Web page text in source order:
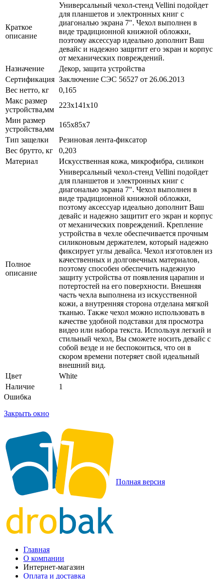
Краткое
описание
Универсальный чехол-стенд Vellini подойдет
для планшетов и электронных книг с
диагональю экрана 7". Чехол выполнен в
виде традиционной книжной обложки,
поэтому аксессуар идеально дополнит Ваш
девайс и надежно защитит его экран и корпус
от механических повреждений.
Назначение
Декор, защита устройства
Сертификация Заключение СЭС 56527 от 26.06.2013
Вес нетто, кг
0,165
Макс размер
устройства,мм
223х141x10
Мин размер
устройства,мм
165x85x7
Тип защелки
Резиновая лента-фиксатор
Вес брутто, кг
0,203
Материал
Искусственная кожа, микрофибра, силикон
Полное
описание
Универсальный чехол-стенд Vellini подойдет
для планшетов и электронных книг с
диагональю экрана 7". Чехол выполнен в
виде традиционной книжной обложки,
поэтому аксессуар идеально дополнит Ваш
девайс и надежно защитит его экран и корпус
от механических повреждений. Крепление
устройства в чехле обеспечивается прочным
силиконовым держателем, который надежно
фиксирует углы девайса. Чехол изготовлен из
качественных и долговечных материалов,
поэтому способен обеспечить надежную
защиту устройства от появления царапин и
потертостей на его поверхности. Внешняя
часть чехла выполнена из искусственной
кожи, а внутренняя сторона отделана мягкой
тканью. Также чехол можно использовать в
качестве удобной подставки для просмотра
видео или набора текста. Используя легкий и
стильный чехол, Вы сможете носить девайс с
собой везде и не беспокоиться, что он в
скором времени потеряет свой идеальный
внешний вид.
Цвет
White
Наличие
1
Ошибка
Закрыть окно
Полная версия
Главная
О компании
Интернет-магазин
Оплата и доставка